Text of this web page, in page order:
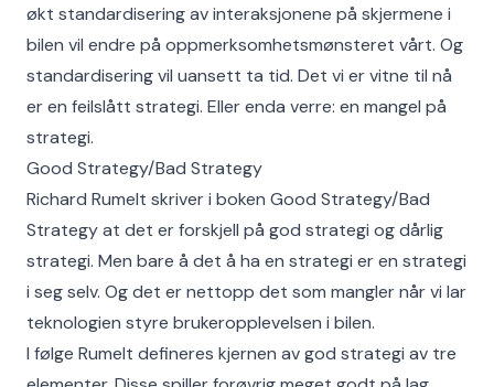
økt standardisering av interaksjonene på skjermene i
bilen vil endre på oppmerksomhetsmønsteret vårt. Og
standardisering vil uansett ta tid. Det vi er vitne til nå
er en feilslått strategi. Eller enda verre: en mangel på
strategi.
Good Strategy/Bad Strategy
Richard Rumelt skriver i boken Good Strategy/Bad
Strategy at det er forskjell på god strategi og dårlig
strategi. Men bare å det å ha en strategi er en strategi
i seg selv. Og det er nettopp det som mangler når vi lar
teknologien styre brukeropplevelsen i bilen.
I følge Rumelt defineres kjernen av god strategi av tre